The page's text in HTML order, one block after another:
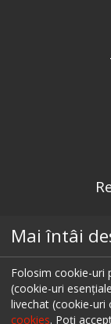
Mai întâi
Folosim cookie-uri
(cookie-uri
livechat (cookie-uri
cookies. Poți